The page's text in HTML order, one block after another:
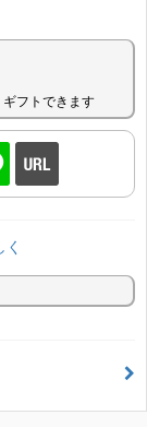
フトできます
く